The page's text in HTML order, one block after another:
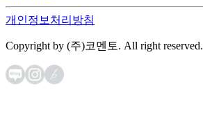
개인정보처리방침
Copyright by (주)코멘토. All right reserved.